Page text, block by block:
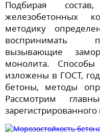
Подбирая
железобетонных
методику
воспринимать
вызывающие
монолита. Способы
изложены в ГОСТ,
бетоны, методы
Рассмотрим